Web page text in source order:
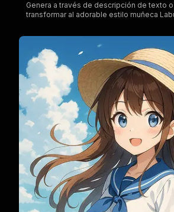
Genera a través de descripción de texto
transformar al adorable estilo muñeca